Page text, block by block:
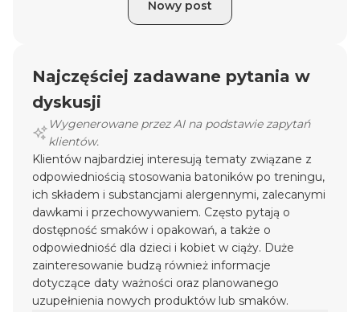
Nowy post
Najczęściej zadawane pytania w
dyskusji
Wygenerowane przez AI na podstawie zapytań
klientów.
Klientów najbardziej interesują tematy związane z
odpowiedniością stosowania batoników po treningu,
ich składem i substancjami alergennymi, zalecanymi
dawkami i przechowywaniem. Często pytają o
dostępność smaków i opakowań, a także o
odpowiedniość dla dzieci i kobiet w ciąży. Duże
zainteresowanie budzą również informacje
dotyczące daty ważności oraz planowanego
uzupełnienia nowych produktów lub smaków.